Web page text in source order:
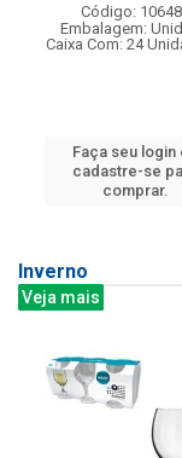
Código:
Embalagem:
Caixa Com: 24
Faça seu login
cadastre-se
comprar.
Inverno
Veja mais